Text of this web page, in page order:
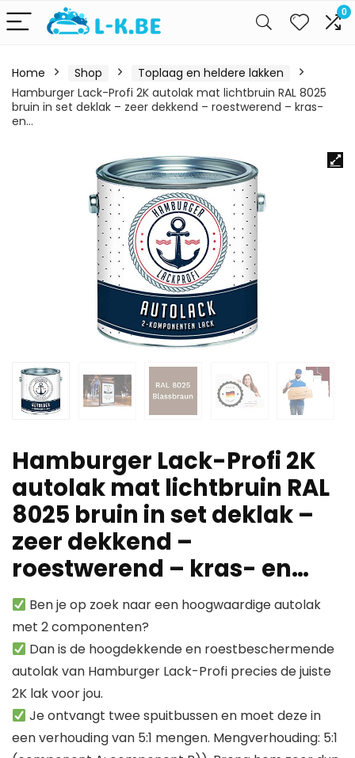
0
Home Shop
Toplaag en heldere lakken
Hamburger Lack-Profi 2K autolak mat lichtbruin RAL 8025
bruin in set deklak – zeer dekkend – roestwerend – kras-
en…
Hamburger Lack-Profi 2K
autolak mat lichtbruin RAL
8025 bruin in set deklak –
zeer dekkend –
roestwerend – kras- en…
Ben je op zoek naar een hoogwaardige autolak
met 2 componenten?
Dan is de hoogdekkende en roestbeschermende
autolak van Hamburger Lack-Profi precies de juiste
2K lak voor jou.
Je ontvangt twee spuitbussen en moet deze in
een verhouding van 5:1 mengen. Mengverhouding: 5:1